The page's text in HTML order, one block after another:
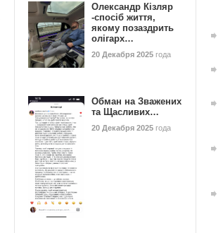
Олександр Кізляр
-спосіб життя,
якому позаздрить
олігарх…
20 Декабря 2025 года
Обман на Зважених
та Щасливих…
20 Декабря 2025 года